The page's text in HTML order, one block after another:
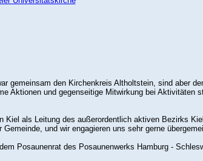
gemeinsam den Kirchenkreis Altholtstein, sind aber
Aktionen und gegenseitige Mitwirkung bei Aktivitäten
als Leitung des außerordentlich aktiven Bezirks
und wir engagieren uns sehr gerne
Posaunenrat des Posaunenwerks Hamburg -